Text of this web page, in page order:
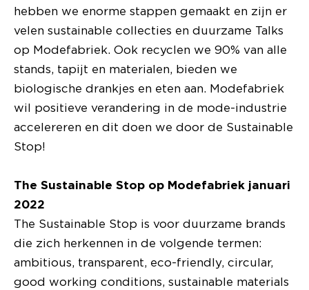
hebben we enorme stappen gemaakt en zijn er
velen sustainable collecties en duurzame Talks
op Modefabriek. Ook recyclen we 90% van alle
stands, tapijt en materialen, bieden we
biologische drankjes en eten aan. Modefabriek
wil positieve verandering in de mode-industrie
accelereren en dit doen we door de Sustainable
Stop!
The Sustainable Stop op Modefabriek januari
2022
The Sustainable Stop is voor duurzame brands
die zich herkennen in de volgende termen:
ambitious, transparent, eco-friendly, circular,
good working conditions, sustainable materials